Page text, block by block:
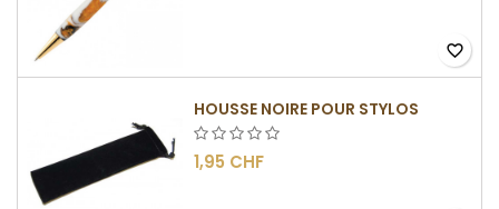
favorite_border
HOUSSE NOIRE POUR STYLOS
1,95 CHF